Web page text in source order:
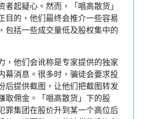
者起疑心。然而，「唱高散货」
目的，他们最终会推介一些容易
包括一些成交量低及股权集中的
，他们会讹称是专家提供的独家
幕消息。很多时，骗徒会要求投
后提供截图，让他们把截图转发
取佣金。「唱高散货」下的股
罪集团在股价升到某一个高位后